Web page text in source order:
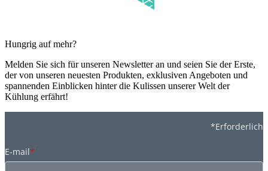
Hungrig auf mehr?
Melden Sie sich für unseren Newsletter an und seien Sie der Erste,
der von unseren neuesten Produkten, exklusiven Angeboten und
spannenden Einblicken hinter die Kulissen unserer Welt der
Kühlung erfährt!
*Erforderlich
E-mail*